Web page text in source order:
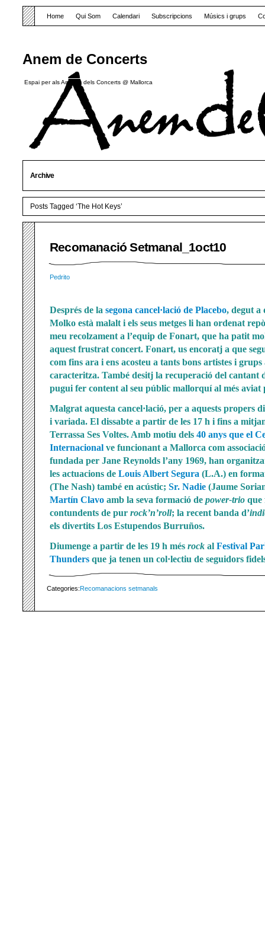
Anem de Concerts
Espai per als Amants dels Concerts @ Mallorca
Home Qui Som Calendari Subscripcions Músics i grups
Archive
Posts Tagged ‘The Hot Keys’
Recomanació Setmanal_1oct10
Pedrito
Després de la segona cancel·lació de Placebo, degut a
Molko està malalt i els seus metges li han ordenat
meu recolzament a l’equip de Fonart, que ha patit
aquest frustrat concert. Fonart, us encoratj a que
com fins ara i ens acosteu a tants bons artistes i
caracteritza. També desitj la recuperació del cantant
pugui fer content al seu públic mallorquí al més aviat
Malgrat aquesta cancel·lació, per a aquests propers
i variada. El dissabte a partir de les 17 h i fins a
Terrassa Ses Voltes. Amb motiu dels 40 anys que el
Internacional ve funcionant a Mallorca com
fundada per Jane Reynolds l’any 1969, han
les actuacions de Louis Albert Segura (L.A.) en
(The Nash) també en acústic; Sr. Nadie (Jaume
Martín Clavo amb la seva formació de power-trio que
contundents de pur rock’n’roll; la recent banda d’
els divertits Los Estupendos Burruños.
Diumenge a partir de les 19 h més rock al Festival
Thunders que ja tenen un col·lectiu de seguidors
Categories:Recomanacions setmanals